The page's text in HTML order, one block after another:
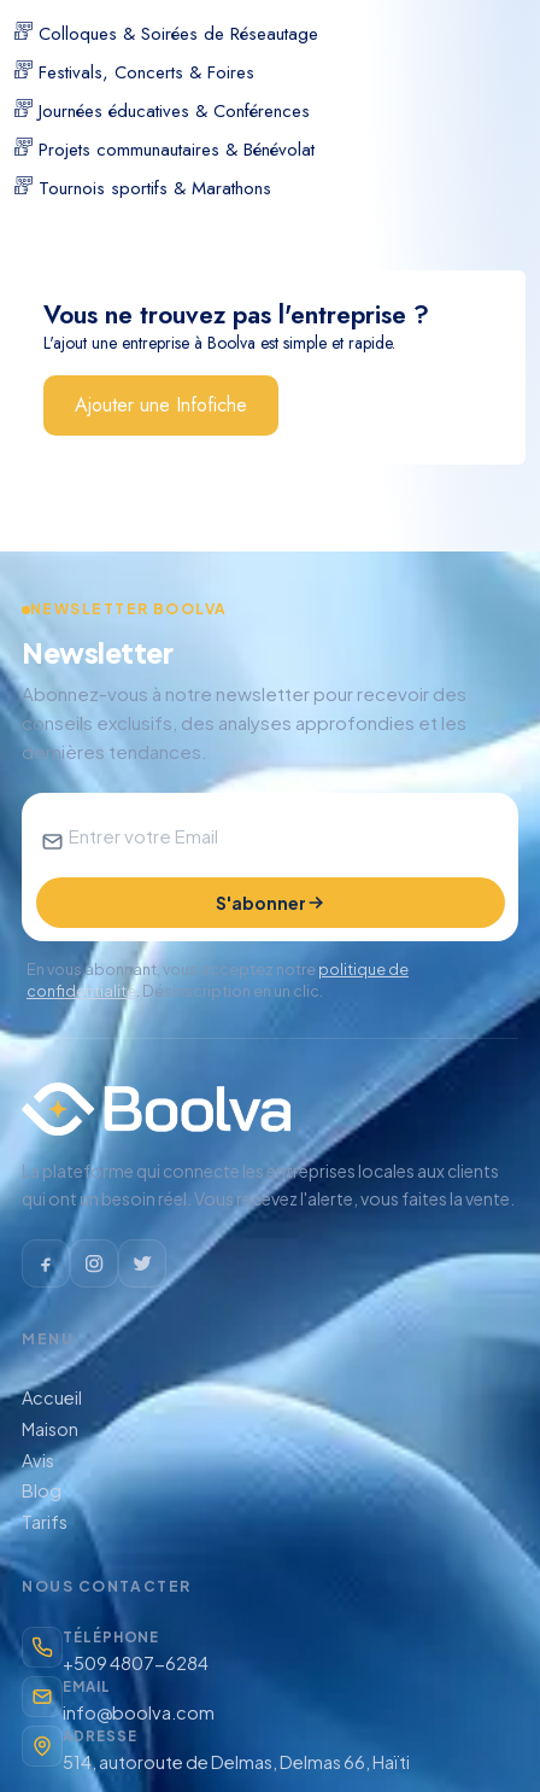
Colloques & Soirées de Réseautage
Festivals, Concerts & Foires
Journées éducatives & Conférences
Projets communautaires & Bénévolat
Tournois sportifs & Marathons
Vous ne trouvez pas l'entreprise ?
L'ajout une entreprise à Boolva est simple et rapide.
Ajouter une Infofiche
NEWSLETTER BOOLVA
Newsletter
Abonnez-vous à notre newsletter pour recevoir des
conseils exclusifs, des analyses approfondies et les
dernières tendances.
S'abonner
En vous abonnant, vous acceptez notrepolitique de
confidentialité. Désinscription en un clic.
La plateforme qui connecte les entreprises locales aux clients
qui ont un besoin réel. Vous recevez l'alerte, vous faites la vente.
MENU
Accueil
Maison
Avis
Blog
Tarifs
NOUS CONTACTER
TÉLÉPHONE
+509 4807-6284
EMAIL
info@boolva.com
ADRESSE
514, autoroute de Delmas, Delmas 66, Haïti